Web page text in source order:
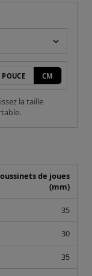
POUCE CM
la taille
de joues
(mm)
35
30
35